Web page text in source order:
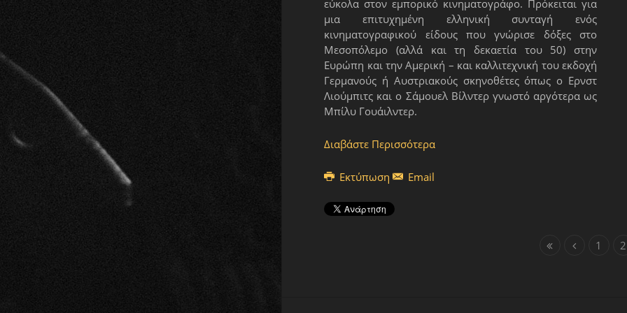
εύκολα στον εμπορικό κινηματογράφο. Πρόκειται για
μια επιτυχημένη ελληνική συνταγή ενός
κινηματογραφικού είδους που γνώρισε δόξες στο
Μεσοπόλεμο (αλλά και τη δεκαετία του 50) στην
Ευρώπη και την Αμερική – και καλλιτεχνική του εκδοχή
Γερμανούς ή Αυστριακούς σκηνοθέτες όπως ο Ερνστ
Λιούμπιτς και ο Σάμουελ Βίλντερ γνωστό αργότερα ως
Μπίλυ Γουάιλντερ.
Διαβάστε Περισσότερα
Εκτύπωση Email
1 2